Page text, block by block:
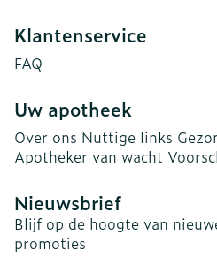
Klantenservice
FAQ
Uw apotheek
Over ons Nuttige links
Apotheker van wacht
Nieuwsbrief
Blijf op de hoogte van
promoties